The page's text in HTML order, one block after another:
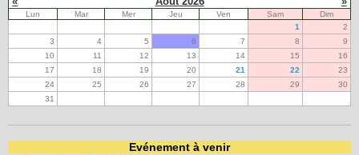
Lun Mar Mer Jeu Ven Sam
Dim
1
2
3
4 5 6 7 8
9
10
11 12 13 14 15
16
17
18 19 20 21 22
23
24
25 26 27 28 29
30
31
Evénement à venir